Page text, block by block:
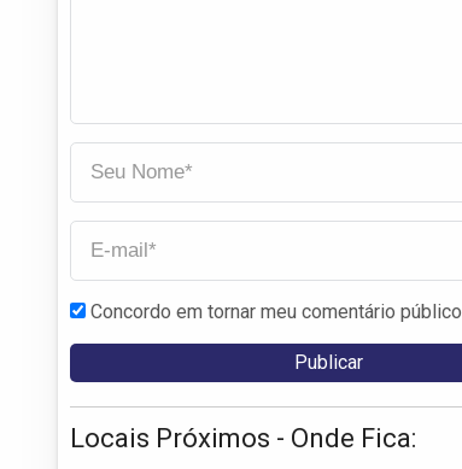
Concordo em tornar meu comentário público
Locais Próximos - Onde Fica: